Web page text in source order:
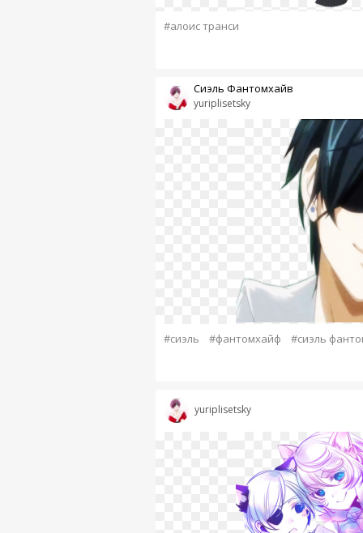
#алоис транси
yuriplisetsky
Сиэль Фантомхайв
#сиэль #фантомхайф #сиэль
yuriplisetsky